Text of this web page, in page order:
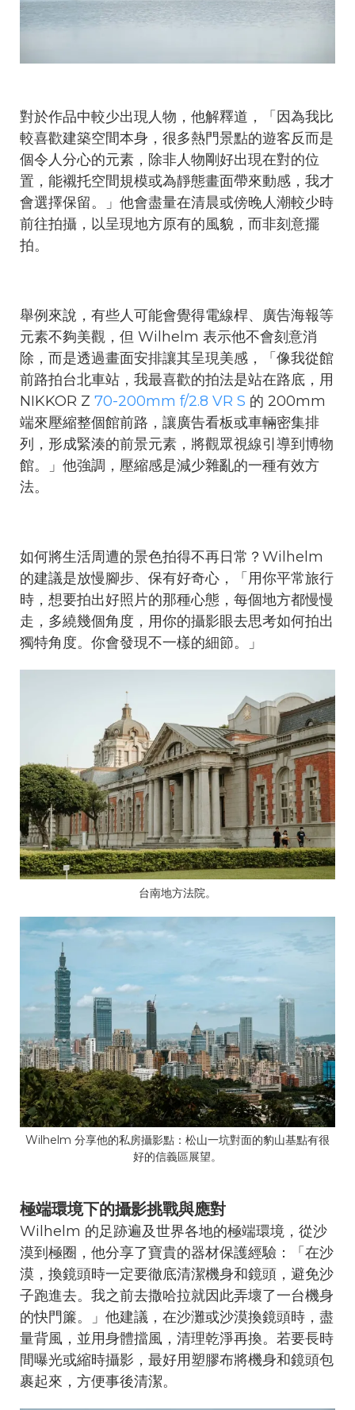
對於作品中較少出現人物，他解釋道，「因為我比
較喜歡建築空間本身，很多熱門景點的遊客反而是
個令人分心的元素，除非人物剛好出現在對的位
置，能襯托空間規模或為靜態畫面帶來動感，我才
會選擇保留。」他會盡量在清晨或傍晚人潮較少時
前往拍攝，以呈現地方原有的風貌，而非刻意擺
拍。
舉例來說，有些人可能會覺得電線桿、廣告海報等
元素不夠美觀，但 Wilhelm 表示他不會刻意消
除，而是透過畫面安排讓其呈現美感，「像我從館
前路拍台北車站，我最喜歡的拍法是站在路底，用
NIKKOR Z 70-200mm f/2.8 VR S 的 200mm
端來壓縮整個館前路，讓廣告看板或車輛密集排
列，形成緊湊的前景元素，將觀眾視線引導到博物
館。」他強調，壓縮感是減少雜亂的一種有效方
法。
如何將生活周遭的景色拍得不再日常？Wilhelm
的建議是放慢腳步、保有好奇心，「用你平常旅行
時，想要拍出好照片的那種心態，每個地方都慢慢
走，多繞幾個角度，用你的攝影眼去思考如何拍出
獨特角度。你會發現不一樣的細節。」
台南地方法院。
Wilhelm 分享他的私房攝影點：松山一坑對面的豹山基點有很
好的信義區展望。
極端環境下的攝影挑戰與應對
Wilhelm 的足跡遍及世界各地的極端環境，從沙
漠到極圈，他分享了寶貴的器材保護經驗：「在沙
漠，換鏡頭時一定要徹底清潔機身和鏡頭，避免沙
子跑進去。我之前去撒哈拉就因此弄壞了一台機身
的快門簾。」他建議，在沙灘或沙漠換鏡頭時，盡
量背風，並用身體擋風，清理乾淨再換。若要長時
間曝光或縮時攝影，最好用塑膠布將機身和鏡頭包
裹起來，方便事後清潔。